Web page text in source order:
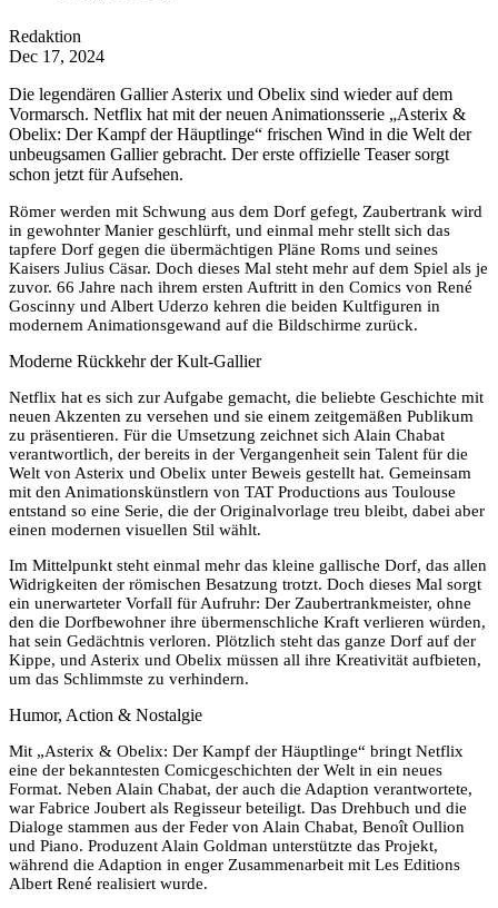
Redaktion
Dec 17, 2024
Die legendären Gallier Asterix und Obelix sind wieder auf dem
Vormarsch. Netflix hat mit der neuen Animationsserie „Asterix &
Obelix: Der Kampf der Häuptlinge“ frischen Wind in die Welt der
unbeugsamen Gallier gebracht. Der erste offizielle Teaser sorgt
schon jetzt für Aufsehen.
Römer werden mit Schwung aus dem Dorf gefegt, Zaubertrank wird
in gewohnter Manier geschlürft, und einmal mehr stellt sich das
tapfere Dorf gegen die übermächtigen Pläne Roms und seines
Kaisers Julius Cäsar. Doch dieses Mal steht mehr auf dem Spiel als je
zuvor. 66 Jahre nach ihrem ersten Auftritt in den Comics von René
Goscinny und Albert Uderzo kehren die beiden Kultfiguren in
modernem Animationsgewand auf die Bildschirme zurück.
Moderne Rückkehr der Kult-Gallier
Netflix hat es sich zur Aufgabe gemacht, die beliebte Geschichte mit
neuen Akzenten zu versehen und sie einem zeitgemäßen Publikum
zu präsentieren. Für die Umsetzung zeichnet sich Alain Chabat
verantwortlich, der bereits in der Vergangenheit sein Talent für die
Welt von Asterix und Obelix unter Beweis gestellt hat. Gemeinsam
mit den Animationskünstlern von TAT Productions aus Toulouse
entstand so eine Serie, die der Originalvorlage treu bleibt, dabei aber
einen modernen visuellen Stil wählt.
Im Mittelpunkt steht einmal mehr das kleine gallische Dorf, das allen
Widrigkeiten der römischen Besatzung trotzt. Doch dieses Mal sorgt
ein unerwarteter Vorfall für Aufruhr: Der Zaubertrankmeister, ohne
den die Dorfbewohner ihre übermenschliche Kraft verlieren würden,
hat sein Gedächtnis verloren. Plötzlich steht das ganze Dorf auf der
Kippe, und Asterix und Obelix müssen all ihre Kreativität aufbieten,
um das Schlimmste zu verhindern.
Humor, Action & Nostalgie
Mit „Asterix & Obelix: Der Kampf der Häuptlinge“ bringt Netflix
eine der bekanntesten Comicgeschichten der Welt in ein neues
Format. Neben Alain Chabat, der auch die Adaption verantwortete,
war Fabrice Joubert als Regisseur beteiligt. Das Drehbuch und die
Dialoge stammen aus der Feder von Alain Chabat, Benoît Oullion
und Piano. Produzent Alain Goldman unterstützte das Projekt,
während die Adaption in enger Zusammenarbeit mit Les Editions
Albert René realisiert wurde.